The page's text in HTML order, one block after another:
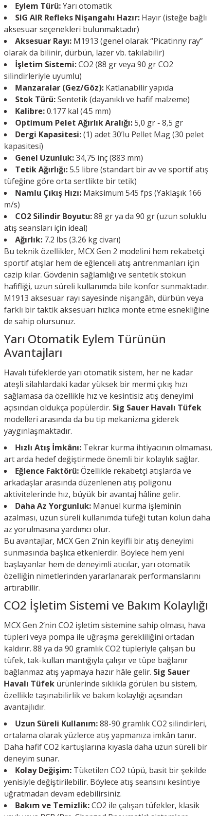
Eylem Türü:Yarı otomatik
SIG AIR Refleks Nişangahı Hazır: Hayır (isteğe bağlı
aksesuar seçenekleri bulunmaktadır)
Aksesuar Rayı: M1913 (genel olarak “Picatinny ray”
olarak da bilinir, dürbün, lazer vb. takılabilir)
İşletim Sistemi:CO2 (88 gr veya 90 gr CO2
silindirleriyle uyumlu)
Manzaralar (Gez/Göz): Katlanabilir yapıda
Stok Türü:Sentetik (dayanıklı ve hafif malzeme)
Kalibre:0.177 kal (4.5 mm)
Optimum Pelet Ağırlık Aralığı:5,0 gr - 8,5 gr
Dergi Kapasitesi:(1) adet 30’lu Pellet Mag (30 pelet
kapasitesi)
Genel Uzunluk:34,75 inç (883 mm)
Tetik Ağırlığı:5.5 libre (standart bir av ve sportif atış
tüfeğine göre orta sertlikte bir tetik)
Namlu Çıkış Hızı: Maksimum 545 fps (Yaklaşık 166
m/s)
CO2 Silindir Boyutu:88 gr ya da 90 gr (uzun soluklu
atış seansları için ideal)
Ağırlık: 7.2 lbs (3.26 kg civarı)
Bu teknik özellikler, MCX Gen 2 modelini hem rekabetçi
sportif atışlar hem de eğlenceli atış antrenmanları için
cazip kılar. Gövdenin sağlamlığı ve sentetik stokun
hafifliği, uzun süreli kullanımda bile konfor sunmaktadır.
M1913 aksesuar rayı sayesinde nişangâh, dürbün veya
farklı bir taktik aksesuarı hızlıca monte etme esnekliğine
de sahip olursunuz.
Yarı Otomatik Eylem Türünün
Avantajları
Havalı tüfeklerde yarı otomatik sistem, her ne kadar
ateşli silahlardaki kadar yüksek bir mermi çıkış hızı
sağlamasa da özellikle hız ve kesintisiz atış deneyimi
açısından oldukça popülerdir. Sig Sauer Havalı Tüfek
modelleri arasında da bu tip mekanizma giderek
yaygınlaşmaktadır.
Hızlı Atış İmkânı: Tekrar kurma ihtiyacının olmaması,
art arda hedef değiştirmede önemli bir kolaylık sağlar.
Eğlence Faktörü:Özellikle rekabetçi atışlarda ve
arkadaşlar arasında düzenlenen atış poligonu
aktivitelerinde hız, büyük bir avantaj hâline gelir.
Daha Az Yorgunluk: Manuel kurma işleminin
azalması, uzun süreli kullanımda tüfeği tutan kolun daha
az yorulmasına yardımcı olur.
Bu avantajlar, MCX Gen 2’nin keyifli bir atış deneyimi
sunmasında başlıca etkenlerdir. Böylece hem yeni
başlayanlar hem de deneyimli atıcılar, yarı otomatik
özelliğin nimetlerinden yararlanarak performanslarını
artırabilir.
CO2 İşletim Sistemi ve Bakım Kolaylığı
MCX Gen 2’nin CO2 işletim sistemine sahip olması, hava
tüpleri veya pompa ile uğraşma gerekliliğini ortadan
kaldırır. 88 ya da 90 gramlık CO2 tüpleriyle çalışan bu
tüfek, tak-kullan mantığıyla çalışır ve tüpe bağlanır
bağlanmaz atış yapmaya hazır hâle gelir. Sig Sauer
Havalı Tüfek ürünlerinde sıklıkla görülen bu sistem,
özellikle taşınabilirlik ve bakım kolaylığı açısından
avantajlıdır.
Uzun Süreli Kullanım:88-90 gramlık CO2 silindirleri,
ortalama olarak yüzlerce atış yapmanıza imkân tanır.
Daha hafif CO2 kartuşlarına kıyasla daha uzun süreli bir
deneyim sunar.
Kolay Değişim: Tüketilen CO2 tüpü, basit bir şekilde
yenisiyle değiştirilebilir. Böylece atış seansını kesintiye
uğratmadan devam edebilirsiniz.
Bakım ve Temizlik:CO2 ile çalışan tüfekler, klasik